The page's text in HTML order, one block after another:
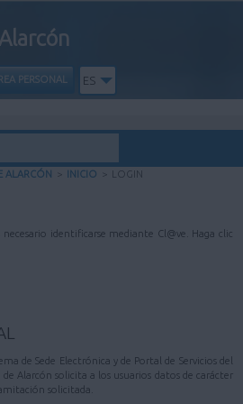
Alarcón
PERSONAL ES
MUNICIPAL
ALARCÓN > INICIO > LOGIN
necesario identificarse mediante Cl@ve. Haga clic
de Sede Electrónica y de Portal de Servicios del
Alarcón solicita a los usuarios datos de carácter
solicitada.